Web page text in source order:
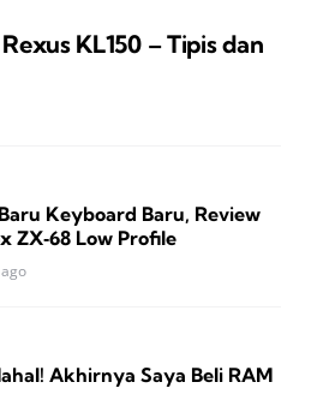
KL150 – Tipis dan
Keyboard Baru, Review
ZX‑68 Low Profile
Akhirnya Saya Beli RAM